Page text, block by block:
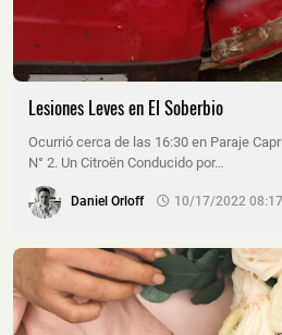
Lesiones Leves en El Soberbio
Ocurrió cerca de las 16:30 en Paraje
N° 2. Un Citroën Conducido por…
Daniel Orloff 10/17/2022